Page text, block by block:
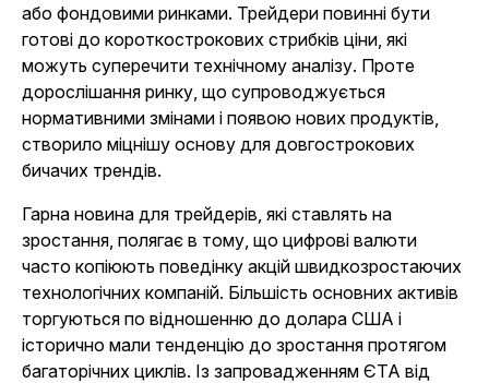
або фондовими ринками. Трейдери повинні бути
готові до короткострокових стрибків ціни, які
можуть суперечити технічному аналізу. Проте
дорослішання ринку, що супроводжується
нормативними змінами і появою нових продуктів,
створило міцнішу основу для довгострокових
бичачих трендів.
Гарна новина для трейдерів, які ставлять на
зростання, полягає в тому, що цифрові валюти
часто копіюють поведінку акцій швидкозростаючих
технологічних компаній. Більшість основних активів
торгуються по відношенню до долара США і
історично мали тенденцію до зростання протягом
багаторічних циклів. Із запровадженням ЄТА від